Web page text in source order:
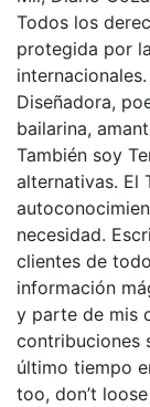
Todos los
protegida por
Diseñadora,
bailarina,
También soy
alternativas. El
necesidad.
clientes de
información
y parte de mis
contribuciones
último tiempo
too, don’t